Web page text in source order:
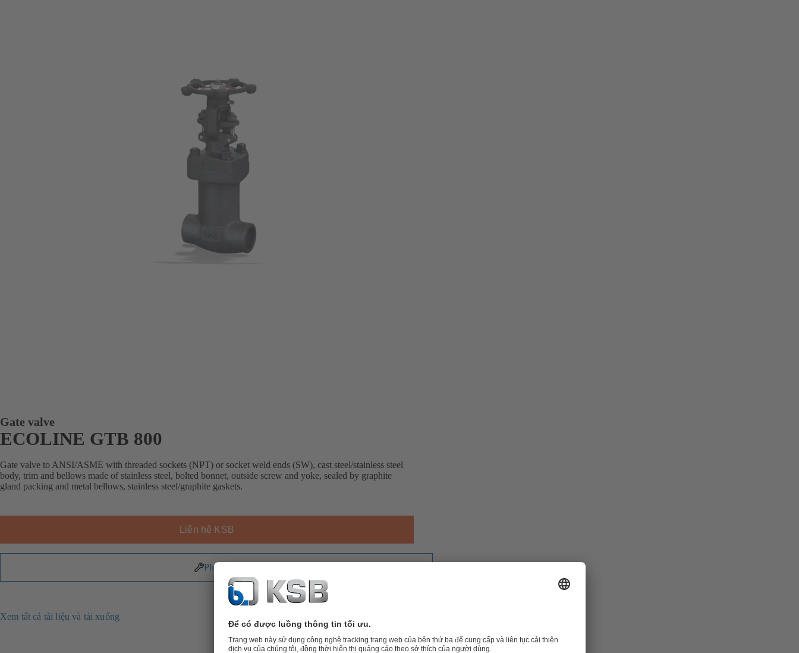
Gate valve
ECOLINE GTB 800
Gate valve to ANSI/ASME with threaded sockets (NPT) or socket weld ends (SW), cast steel/stainless steel
body, trim and bellows made of stainless steel, bolted bonnet, outside screw and yoke, sealed by graphite
gland packing and metal bellows, stainless steel/graphite gaskets.
Liên hệ KSB
Phụ tùng
Xem tất cả tài liệu và tải xuống